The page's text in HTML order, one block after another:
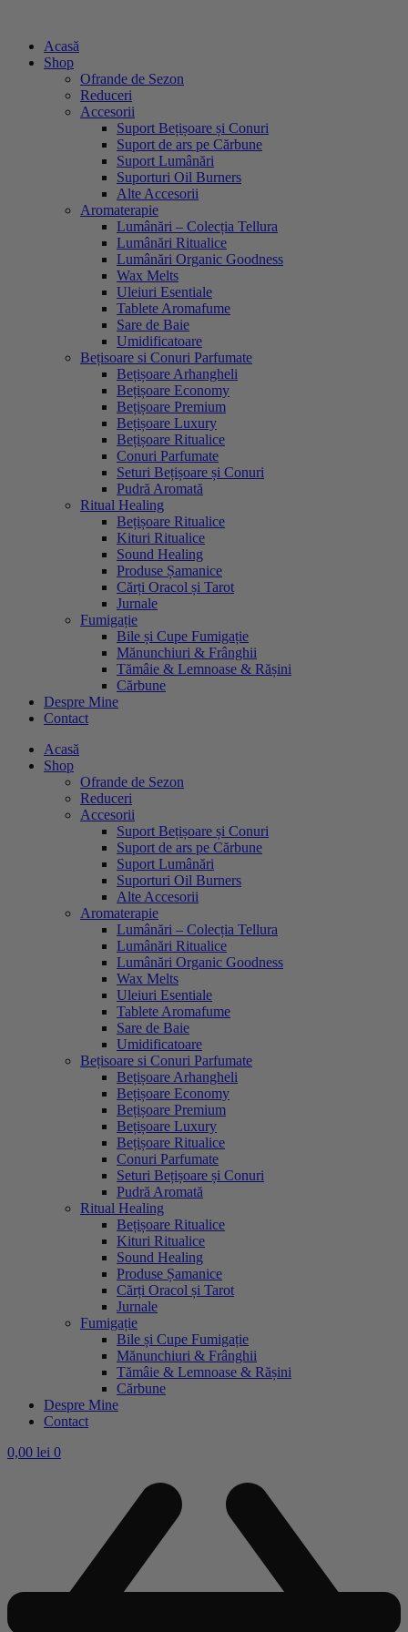
conținutAcasă
Shop
Ofrande de Sezon
Reduceri
Accesorii
Suport Bețișoare și Conuri
Suport de ars pe Cărbune
Suport Lumânări
Suporturi Oil Burners
Alte Accesorii
Aromaterapie
Lumânări – Colecția Tellura
Lumânări Ritualice
Lumânări Organic Goodness
Wax Melts
Uleiuri Esentiale
Tablete Aromafume
Sare de Baie
Umidificatoare
Bețisoare si Conuri Parfumate
Bețișoare Arhangheli
Bețișoare Economy
Bețișoare Premium
Bețișoare Luxury
Bețișoare Ritualice
Conuri Parfumate
Seturi Bețișoare și Conuri
Pudră Aromată
Ritual Healing
Bețișoare Ritualice
Kituri Ritualice
Sound Healing
Produse Șamanice
Cărți Oracol și Tarot
Jurnale
Fumigație
Bile și Cupe Fumigație
Mănunchiuri & Frânghii
Tămâie & Lemnoase & Rășini
Cărbune
Despre Mine
Contact
Acasă
Shop
Ofrande de Sezon
Reduceri
Accesorii
Suport Bețișoare și Conuri
Suport de ars pe Cărbune
Suport Lumânări
Suporturi Oil Burners
Alte Accesorii
Aromaterapie
Lumânări – Colecția Tellura
Lumânări Ritualice
Lumânări Organic Goodness
Wax Melts
Uleiuri Esentiale
Tablete Aromafume
Sare de Baie
Umidificatoare
Bețisoare si Conuri Parfumate
Bețișoare Arhangheli
Bețișoare Economy
Bețișoare Premium
Bețișoare Luxury
Bețișoare Ritualice
Conuri Parfumate
Seturi Bețișoare și Conuri
Pudră Aromată
Ritual Healing
Bețișoare Ritualice
Kituri Ritualice
Sound Healing
Produse Șamanice
Cărți Oracol și Tarot
Jurnale
Fumigație
Bile și Cupe Fumigație
Mănunchiuri & Frânghii
Tămâie & Lemnoase & Rășini
Cărbune
Despre Mine
Contact
0,00 lei 0